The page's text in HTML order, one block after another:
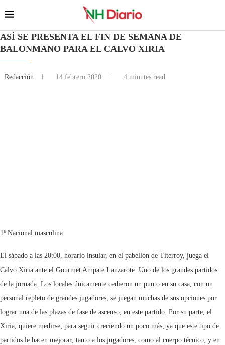
ASÍ SE PRESENTA EL FIN DE SEMANA DE
BALONMANO PARA EL CALVO XIRIA
Redacción 14 febrero 2020 4 minutes read
1ª Nacional masculina:
El sábado a las 20:00, horario insular, en el pabellón de Titerroy, juega el
Calvo Xiria ante el Gourmet Ampate Lanzarote. Uno de los grandes partidos
de la jornada. Los locales únicamente cedieron un punto en su casa, con un
personal repleto de grandes jugadores, se juegan muchas de sus opciones por
lograr una de las plazas de fase de ascenso, en este partido. Por su parte, el
Xiria, quiere medirse; para seguir creciendo un poco más; ya que este tipo de
partidos le hacen mejorar; tanto a los jugadores, como al cuerpo técnico; y en